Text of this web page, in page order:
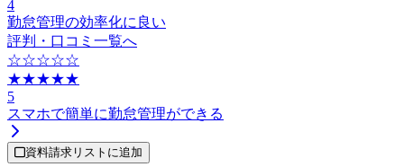
4
勤怠管理の効率化に良い
評判・口コミ一覧へ
☆☆☆☆☆
★★★★★
5
スマホで簡単に勤怠管理ができる
資料請求リストに追加